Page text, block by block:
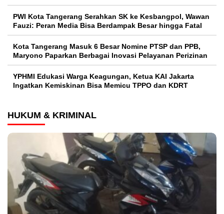
PWI Kota Tangerang Serahkan SK ke Kesbangpol, Wawan
Fauzi: Peran Media Bisa Berdampak Besar hingga Fatal
Kota Tangerang Masuk 6 Besar Nomine PTSP dan PPB,
Maryono Paparkan Berbagai Inovasi Pelayanan Perizinan
YPHMI Edukasi Warga Keagungan, Ketua KAI Jakarta
Ingatkan Kemiskinan Bisa Memicu TPPO dan KDRT
HUKUM & KRIMINAL